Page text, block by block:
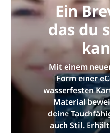
Ein
das du
Mit einem
Form einer
wasserfesten
Material
deine
auch Stil.